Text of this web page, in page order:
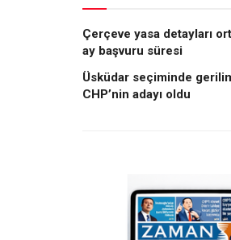
Çerçeve yasa detayları
ay başvuru süresi
Üsküdar seçiminde
CHP’nin adayı oldu